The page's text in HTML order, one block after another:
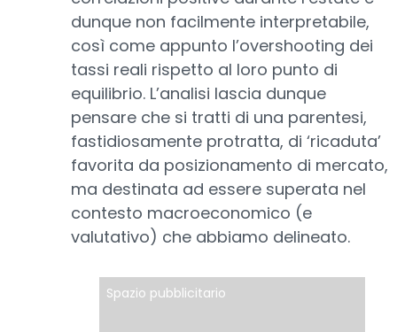
dunque non facilmente interpretabile,
così come appunto l’overshooting dei
tassi reali rispetto al loro punto di
equilibrio. L’analisi lascia dunque
pensare che si tratti di una parentesi,
fastidiosamente protratta, di ‘ricaduta’
favorita da posizionamento di mercato,
ma destinata ad essere superata nel
contesto macroeconomico (e
valutativo) che abbiamo delineato.
Spazio pubblicitario